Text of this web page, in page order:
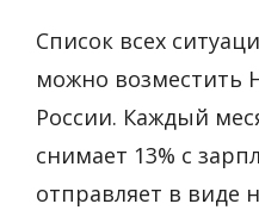
Список всех
можно возместить
России. Каждый
снимает 13% с
отправляет в виде